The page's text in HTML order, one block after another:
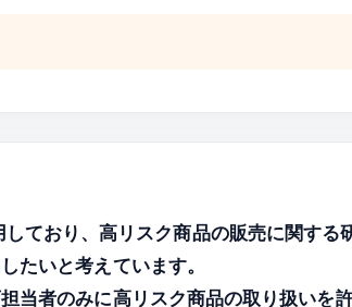
ており、高リスク商品の販売に関する
たいと考えています。
当者のみに高リスク商品の取り扱いを